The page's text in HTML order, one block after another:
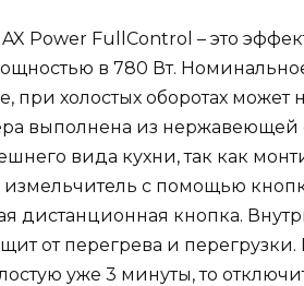
Power FullControl – это
в 780 Вт.
при холостых оборотах может
выполнена из нержавеющей
вида кухни, так как
измельчитель с помощью
дистанционная кнопка.
от перегрева и
уже 3 минуты, то